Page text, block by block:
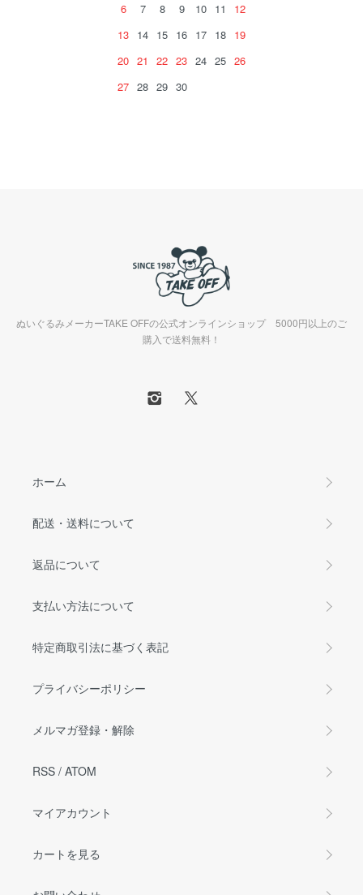
6
7 8 9 10 11
12
13 14 15 16 17 18 19
20 21 22 23 24 25 26
27 28 29 30
ぬいぐるみメーカーTAKE OFFの公式オンラインショップ 5000円以上のご
購入で送料無料！
ホーム
配送・送料について
返品について
支払い方法について
特定商取引法に基づく表記
プライバシーポリシー
メルマガ登録・解除
RSS / ATOM
マイアカウント
カートを見る